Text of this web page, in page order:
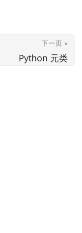
下一页 »
Python 元类